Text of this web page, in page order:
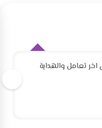
تعامل والهداية